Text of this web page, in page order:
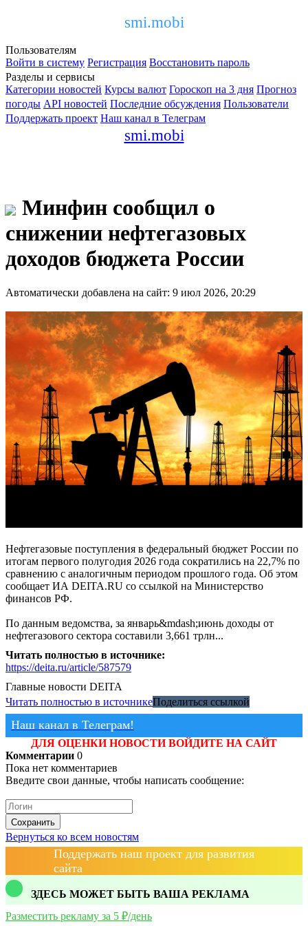
smi.mobi
Пользователям
Войти в систему Регистрация Восстановить пароль
Разделы и сервисы
Категории новостей Курсы валют Гороскоп на 3 дня Прогноз
погоды API новостей Последние обсуждения Пользователи
Поддержать проект Наш канал в Телеграм
smi.mobi
Минфин сообщил о
снижении нефтегазовых
доходов бюджета России
Автоматически добавлена на сайт: 9 июл 2026, 20:29
Нефтегазовые поступления в федеральный бюджет России по
итогам первого полугодия 2026 года сократились на 22,7% по
сравнению с аналогичным периодом прошлого года. Об этом
сообщает ИА DEITA.RU со ссылкой на Министерство
финансов РФ.
По данным ведомства, за январь&mdash;июнь доходы от
нефтегазового сектора составили 3,661 трлн...
Читать полностью в источнике:
https://deita.ru/article/587579
Главные новости DEITA
Читать полностью в источникеПоделиться ссылкой
Наш канал в Телеграм!
ДЛЯ ОЦЕНКИ НОВОСТИ ВОЙДИТЕ НА САЙТ
Комментарии 0
Пока нет комментариев
Введите свои данные, чтобы написать сообщение:
Сохранить
Вернуться ко всем новостям
Поддержать наш проект для развития
сайта
ЗДЕСЬ МОЖЕТ БЫТЬ ВАША РЕКЛАМА
Разместить рекламу за 5 ₽/день